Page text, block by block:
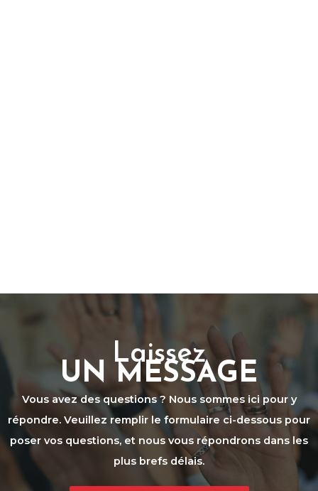
Laissez
UN MESSAGE
Vous avez des questions ? Nous sommes ici pour y
répondre. Veuillez remplir le formulaire ci-dessous pour
poser vos questions, et nous vous répondrons dans les
plus brefs délais.